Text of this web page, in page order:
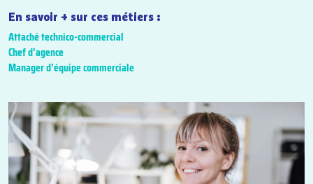
En savoir + sur ces métiers :
Attaché technico-commercial
Chef d’agence
Manager d’équipe commerciale